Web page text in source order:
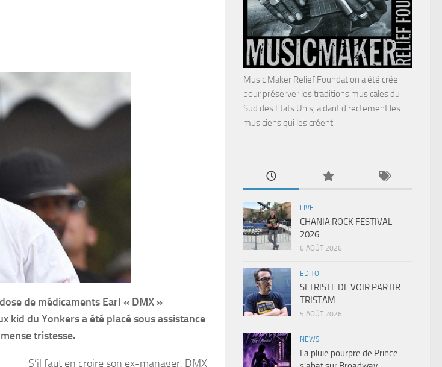
de médicaments Earl « DMX »
kid du Yonkers a été placé sous assistance
tristesse.
S’il faut en croire son ex-manager, DMX
Music Maker Relief Foundation a été crée
pour préserver les traditions musicales du
Sud des Etats Unis, aidant directement les
musiciens qui les créent.
LIVE
CHANIA ROCK FESTIVAL
2026
6 AOÛT 2026
EDITO
SI TRISTE DE VOIR PARTIR
TRISTAM
5 AOÛT 2026
NEWS
La pluie pourpre de Prince